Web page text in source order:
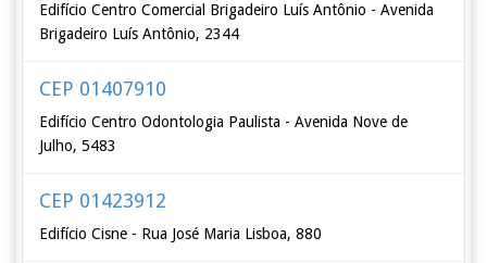
Edifício Centro Comercial Brigadeiro Luís Antônio - Avenida
Brigadeiro Luís Antônio, 2344
CEP 01407910
Edifício Centro Odontologia Paulista - Avenida Nove de
Julho, 5483
CEP 01423912
Edifício Cisne - Rua José Maria Lisboa, 880